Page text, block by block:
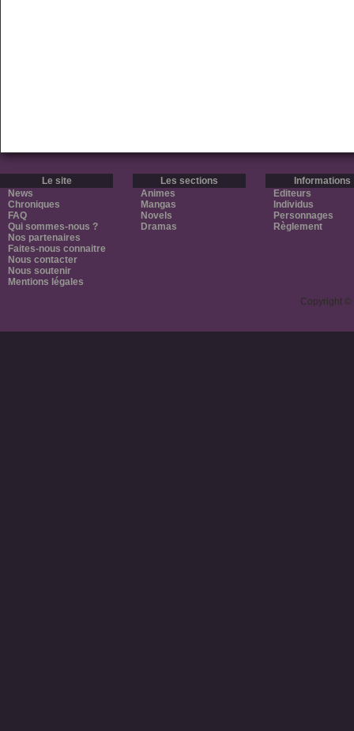
Le site
News
Chroniques
FAQ
Qui sommes-nous ?
Nos partenaires
Faites-nous connaitre
Nous contacter
Nous soutenir
Mentions légales
Les sections
Animes
Mangas
Novels
Dramas
Informations
Editeurs
Individus
Personnages
Règlement
Copyright ©